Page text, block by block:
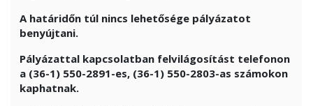
A határidőn túl nincs lehetősége pályázatot
benyújtani.
Pályázattal kapcsolatban felvilágosítást telefonon
a (36-1) 550-2891-es, (36-1) 550-2803-as számokon
kaphatnak.